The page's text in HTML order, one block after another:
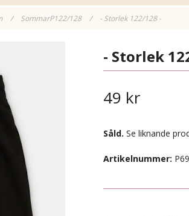
/ SommarP122/128 / - Storlek 122/128 -
DESSA PRODUKTER KAN
- Storlek
49 kr
Såld. Se liknande
Artikelnummer: